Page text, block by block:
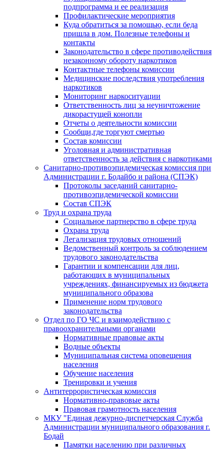
подпрограмма и ее реализация
Профилактические мероприятия
Куда обратиться за помощью, если беда
пришла в дом. Полезные телефоны и
контакты
Законодательство в сфере противодействия
незаконному обороту наркотиков
Контактные телефоны комиссии
Медицинские последствия употребления
наркотиков
Мониторинг наркоситуации
Ответственность лиц за неуничтожение
дикорастущей конопли
Отчеты о деятельности комиссии
Сообщи,где торгуют смертью
Состав комиссии
Уголовная и административная
ответственность за действия с наркотиками
Санитарно-противоэпидемическая комиссия при
Администрации г. Бодайбо и района (СПЭК)
Протоколы заседаний санитарно-
противоэпидемической комиссии
Состав СПЭК
Труд и охрана труда
Социальное партнерство в сфере труда
Охрана труда
Легализация трудовых отношений
Ведомственный контроль за соблюдением
трудового законодательства
Гарантии и компенсации для лиц,
работающих в муниципальных
учреждениях, финансируемых из бюджета
муниципального образова
Применение норм трудового
законодательства
Отдел по ГО ЧС и взаимодействию с
правоохранительными органами
Нормативные правовые акты
Водные объекты
Муниципальная система оповещения
населения
Обучение населения
Тренировки и учения
Антитеррористическая комиссия
Нормативно-правовые акты
Правовая грамотность населения
МКУ "Единая дежурно-диспетчерская Служба
Администрации муниципального образования г.
Бодай
Памятки населению при различных